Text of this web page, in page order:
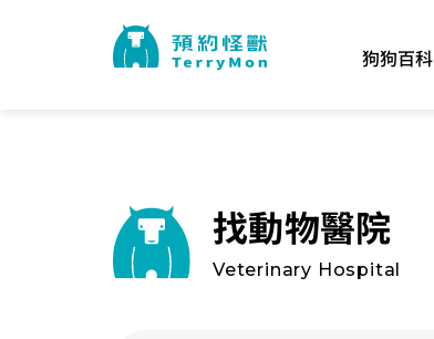
狗狗百科
找動物醫院
Veterinary Hospital